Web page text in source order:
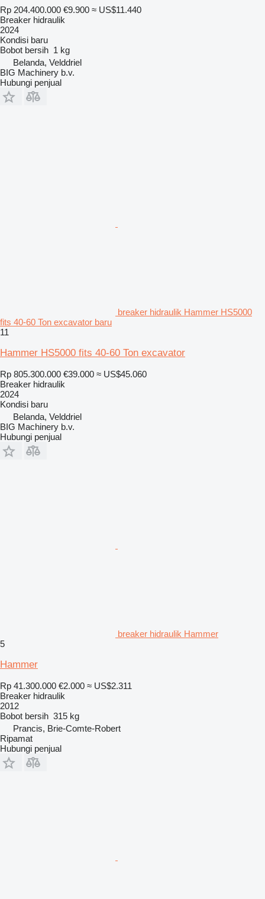
Rp 204.400.000 €9.900 ≈ US$11.440
Breaker hidraulik
2024
Kondisi baru
Bobot bersih 1 kg
Belanda, Velddriel
BIG Machinery b.v.
Hubungi penjual
breaker hidraulik Hammer HS5000
fits 40-60 Ton excavator baru
11
Hammer HS5000 fits 40-60 Ton excavator
Rp 805.300.000 €39.000 ≈ US$45.060
Breaker hidraulik
2024
Kondisi baru
Belanda, Velddriel
BIG Machinery b.v.
Hubungi penjual
breaker hidraulik Hammer
5
Hammer
Rp 41.300.000 €2.000 ≈ US$2.311
Breaker hidraulik
2012
Bobot bersih 315 kg
Prancis, Brie-Comte-Robert
Ripamat
Hubungi penjual